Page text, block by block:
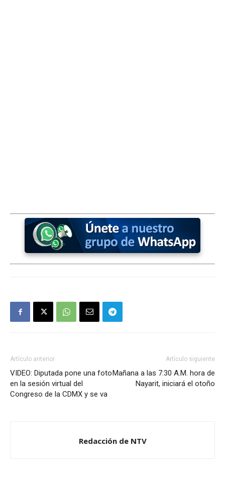
Artículo anterior
VIDEO: Diputada pone una foto
en la sesión virtual del
Congreso de la CDMX y se va
Artículo siguiente
Mañana a las 7:30 A.M. hora de
Nayarit, iniciará el otoño
Redacción de NTV